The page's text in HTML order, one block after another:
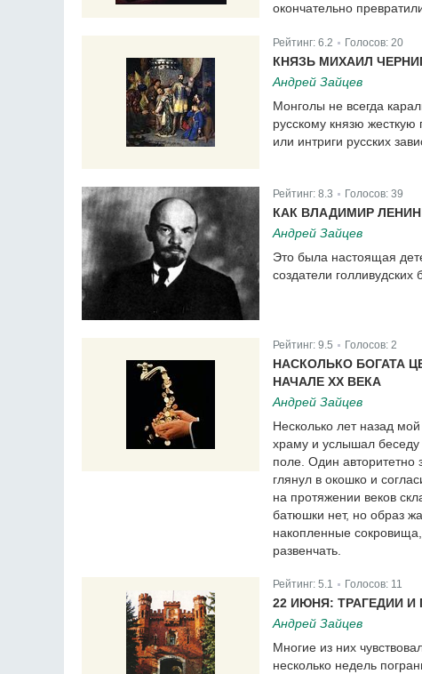
окончательно
Рейтинг: 6.2 Голосов: 20
КНЯЗЬ МИХАИЛ
Андрей Зайцев
Монголы не всегда
русскому князю жесткую
или интриги русских
Рейтинг: 8.3 Голосов: 39
КАК ВЛАДИМИР
Андрей Зайцев
Это была настоящая
создатели голливудских
Рейтинг: 9.5 Голосов: 2
НАСКОЛЬКО БОГАТА
НАЧАЛЕ ХХ ВЕКА
Андрей Зайцев
Несколько лет назад
храму и услышал
поле. Один авторитетно
глянул в окошко и
на протяжении веков
батюшки нет, но образ
накопленные
развенчать.
Рейтинг: 5.1 Голосов: 11
22 ИЮНЯ: ТРАГЕДИИ
Андрей Зайцев
Многие из них
несколько недель